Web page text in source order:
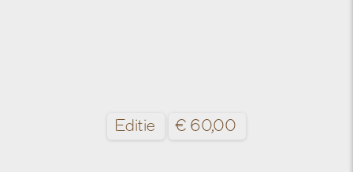
Editie € 60,00